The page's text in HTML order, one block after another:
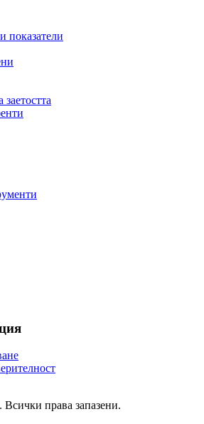
показатели
права запазени.